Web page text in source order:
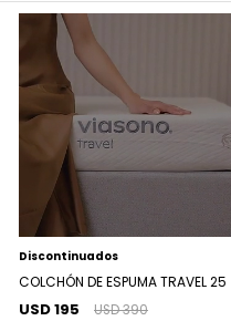
Discontinuados
COLCHÓN DE ESPUMA TRAVEL 25
USD 195 USD 390